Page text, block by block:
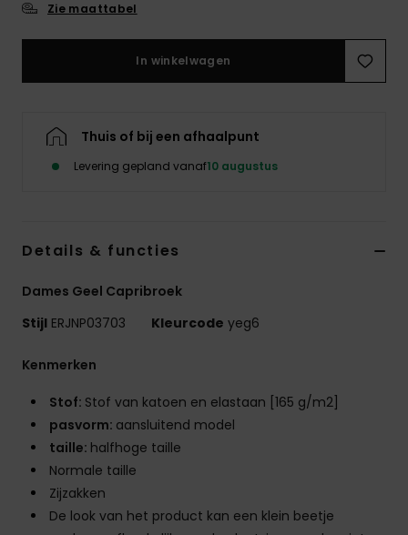
neopreen
accessoires
Snow
Zie maattabel
In winkelwagen
Thuis of bij een afhaalpunt
Levering gepland vanaf10 augustus
Details & functies
Dames Geel Capribroek
Stijl ERJNP03703 Kleurcode yeg6
Kenmerken
Stof: Stof van katoen en elastaan [165 g/m2]
pasvorm: aansluitend model
taille: halfhoge taille
Normale taille
Zijzakken
De look van het product kan een klein beetje